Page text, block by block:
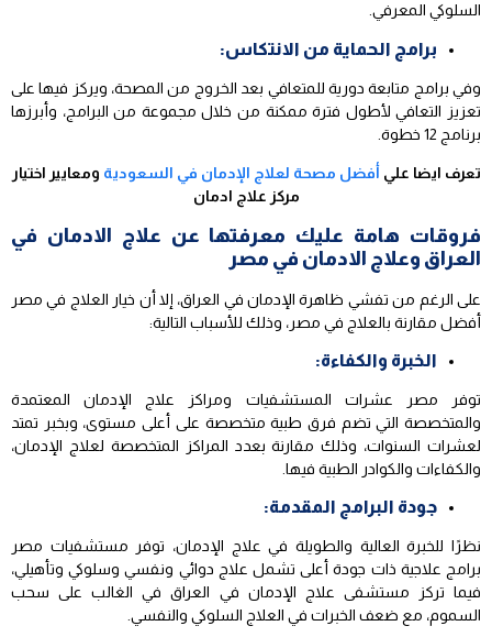
السلوكي المعرفي.
برامج الحماية من الانتكاس:
وفي برامج متابعة دورية للمتعافي بعد الخروج من المصحة، ويركز فيها على
تعزيز التعافي لأطول فترة ممكنة من خلال مجموعة من البرامج، وأبرزها
برنامج 12 خطوة.
تعرف ايضا علي أفضل مصحة لعلاج الإدمان في السعودية ومعايير اختيار
مركز علاج ادمان
فروقات هامة عليك معرفتها عن علاج الادمان في
العراق وعلاج الادمان في مصر
على الرغم من تفشي ظاهرة الإدمان في العراق، إلا أن خيار العلاج في مصر
أفضل مقارنة بالعلاج في مصر، وذلك للأسباب التالية:
الخبرة والكفاءة:
توفر مصر عشرات المستشفيات ومراكز علاج الإدمان المعتمدة
والمتخصصة التي تضم فرق طبية متخصصة على أعلى مستوى، وبخبر تمتد
لعشرات السنوات، وذلك مقارنة بعدد المراكز المتخصصة لعلاج الإدمان،
والكفاءات والكوادر الطبية فيها.
جودة البرامج المقدمة:
نظرًا للخبرة العالية والطويلة في علاج الإدمان، توفر مستشفيات مصر
برامج علاجية ذات جودة أعلى تشمل علاج دوائي ونفسي وسلوكي وتأهيلي،
فيما تركز مستشفى علاج الإدمان في العراق في الغالب على سحب
السموم، مع ضعف الخبرات في العلاج السلوكي والنفسي.